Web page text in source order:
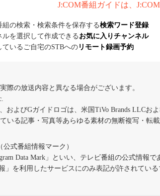
J:COM番組ガイドは、
組の検索・検索条件を保存する検索ワード登録
を選択して作成できる お気に入りチャンネル
いるご自宅のSTBへの リモート録画予約
際の放送内容と異なる場合がございます。
およびGガイドロゴは、米国TiVo Brands LLCお
いる記事・写真等あらゆる素材の無断複写・転載
公式番組情報マーク）
Data Mark」といい、テレビ番組の公式情報で
」を利用したサービスにのみ表記が許されている